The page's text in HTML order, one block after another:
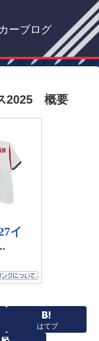
ーブログ
2025 概要
はてブ